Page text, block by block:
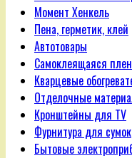
Момент Хенкель
Пена, герметик, клей
Автотовары
Самоклеящаяся
Кварцевые
Отделочные
Кронштейны для TV
Фурнитура для сумок
Бытовые